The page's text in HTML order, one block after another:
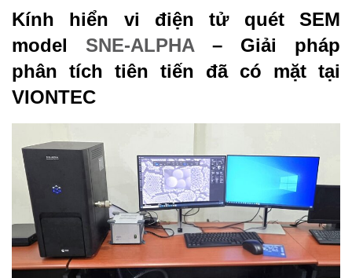
Kính hiển vi điện tử quét SEM
model SNE-ALPHA– Giải pháp
phân tích tiên tiến đã có mặt tại
VIONTEC